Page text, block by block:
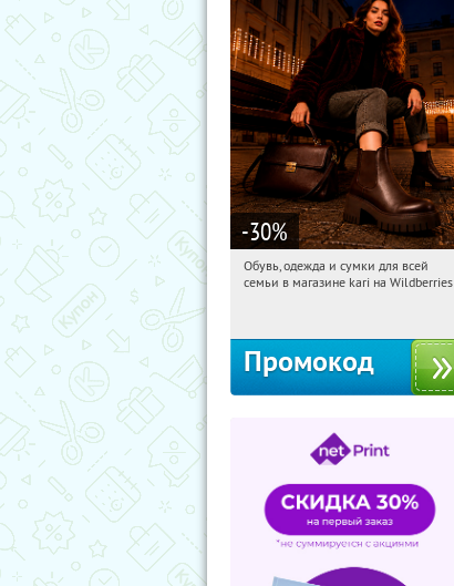
-30%
20:16:53
Получи первым!
Обувь, одежда и сумки для всей
семьи в магазине kari на Wildberries
Промокод